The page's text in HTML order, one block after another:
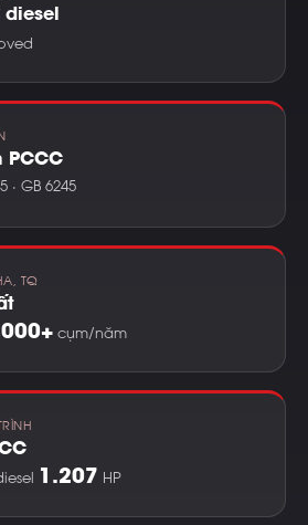
PCCC
· GB 6245
TQ
cụm/năm
1.207 HP